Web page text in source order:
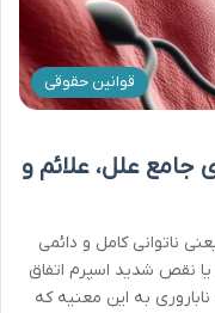
قوانین حقوقی
علل، علائم و
ناتوانی کامل و دائمی
یا نقص شدید اسپرم اتفاق
به این معنیه که